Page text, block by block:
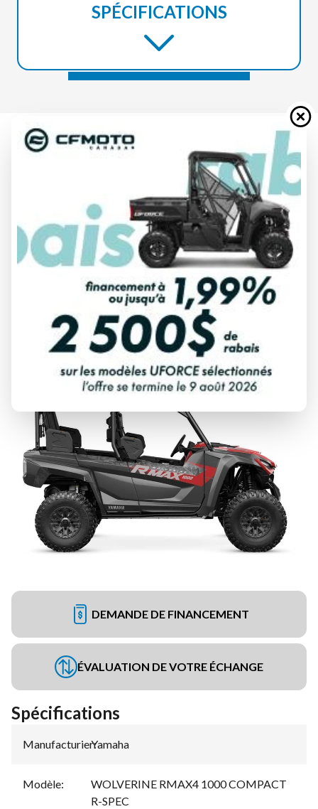
SPÉCIFICATIONS
YAMAHA 2025
WOLVERINE RMAX4 1000
COMPACT R-SPEC GRIS
MÉTALLIQUE/ROUGE
À partir de
32 949 $
CALCULATRICE DE PAIEMENT
DEMANDE DE FINANCEMENT
ÉVALUATION DE VOTRE ÉCHANGE
Spécifications
Manufacturier:
Yamaha
Modèle:
WOLVERINE RMAX4 1000 COMPACT
R-SPEC